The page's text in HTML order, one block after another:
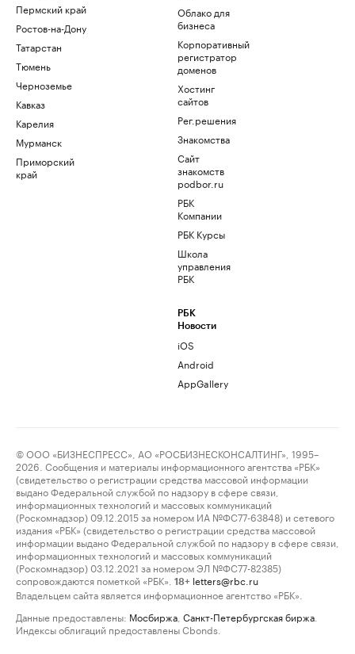
Пермский край
Ростов-на-Дону
Татарстан
Тюмень
Черноземье
Кавказ
Карелия
Мурманск
Приморский
край
Облако для
бизнеса
Корпоративный
регистратор
доменов
Хостинг
сайтов
Рег.решения
Знакомства
Сайт
знакомств
podbor.ru
РБК
Компании
РБК Курсы
Школа
управления
РБК
РБК
Новости
iOS
Android
AppGallery
© ООО «БИЗНЕСПРЕСС», АО «РОСБИЗНЕСКОНСАЛТИНГ», 1995–
2026. Сообщения и материалы информационного агентства «РБК»
(свидетельство о регистрации средства массовой информации
выдано Федеральной службой по надзору в сфере связи,
информационных технологий и массовых коммуникаций
(Роскомнадзор) 09.12.2015 за номером ИА №ФС77-63848) и сетевого
издания «РБК» (свидетельство о регистрации средства массовой
информации выдано Федеральной службой по надзору в сфере связи,
информационных технологий и массовых коммуникаций
(Роскомнадзор) 03.12.2021 за номером ЭЛ №ФС77-82385)
сопровождаются пометкой «РБК».
18+ letters@rbc.ru
Владельцем сайта является информационное агентство «РБК».
Данные предоставлены: Мосбиржа Санкт-Петербургская биржа
Индексы облигаций предоставлены Cbonds.